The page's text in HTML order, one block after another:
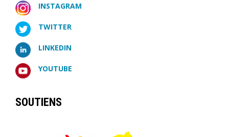
INSTAGRAM
TWITTER
LINKEDIN
YOUTUBE
SOUTIENS